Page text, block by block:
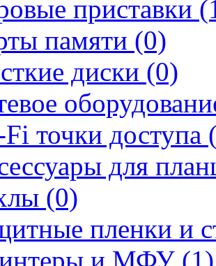
приставки
памяти (0)
диски (0)
точки доступа
для
(0)
пленки и
и МФУ (1)